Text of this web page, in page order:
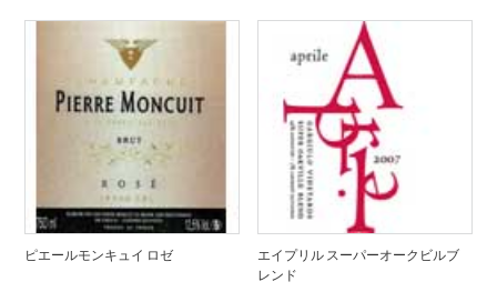
ピエールモンキュイ ロゼ
エイプリル スーパーオークビルブ
レンド